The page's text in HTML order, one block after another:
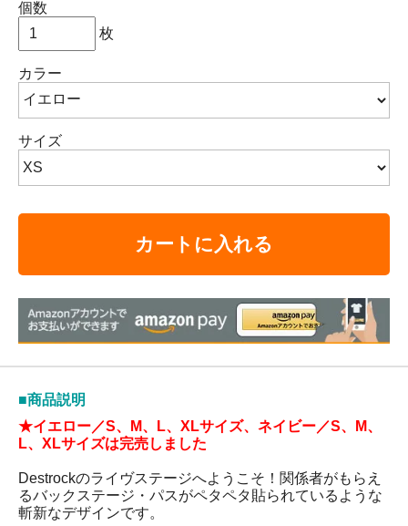
個数
枚
カラー
サイズ
カートに入れる
■商品説明
★イエロー／S、M、L、XLサイズ、ネイビー／S、M、
L、XLサイズは完売しました
Destrockのライヴステージへようこそ！関係者がもらえ
るバックステージ・パスがペタペタ貼られているような
斬新なデザインです。